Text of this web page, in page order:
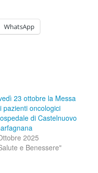
WhatsApp
23 ottobre la Messa
pazienti oncologici
di Castelnuovo
2025
e Benessere"